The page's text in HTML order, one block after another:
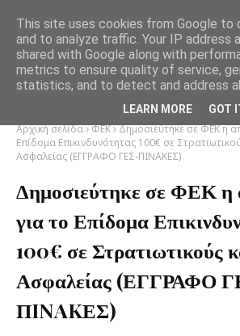
Αρχική σελίδα ΦΕΚ Δημοσιεύτηκε σε ΦΕΚ η
Επίδομα Επικινδυνότητας 100€ σε
Ασφαλείας (ΕΓΓΡΑΦΟ ΓΕΣ-ΠINAKΕΣ)
Δημοσιεύτηκε σε ΦΕΚ η
για το Επίδομα
100€ σε Στρατιωτικούς
Ασφαλείας (ΕΓΓΡΑΦΟ
ΠINAKΕΣ)
This site uses cookies from Google to
and to analyze traffic. Your IP address
shared with Google along with
metrics to ensure quality of service,
statistics, and to detect and address
LEARN MORE GOT